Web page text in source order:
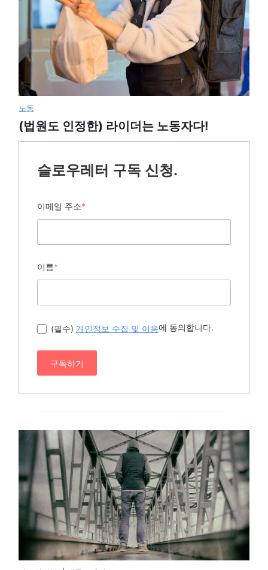
노동
(법원도 인정한) 라이더는 노동자다!
슬로우레터 구독 신청.
이메일 주소*
이름*
(필수) 개인정보 수집 및 이용에 동의합니다.
구독하기